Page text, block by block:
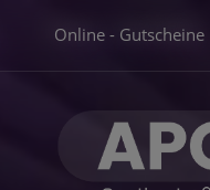
Online - Gutscheine